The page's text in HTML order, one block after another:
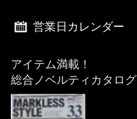
営業日カレンダー
アイテム満載！
総合ノベルティカタログ